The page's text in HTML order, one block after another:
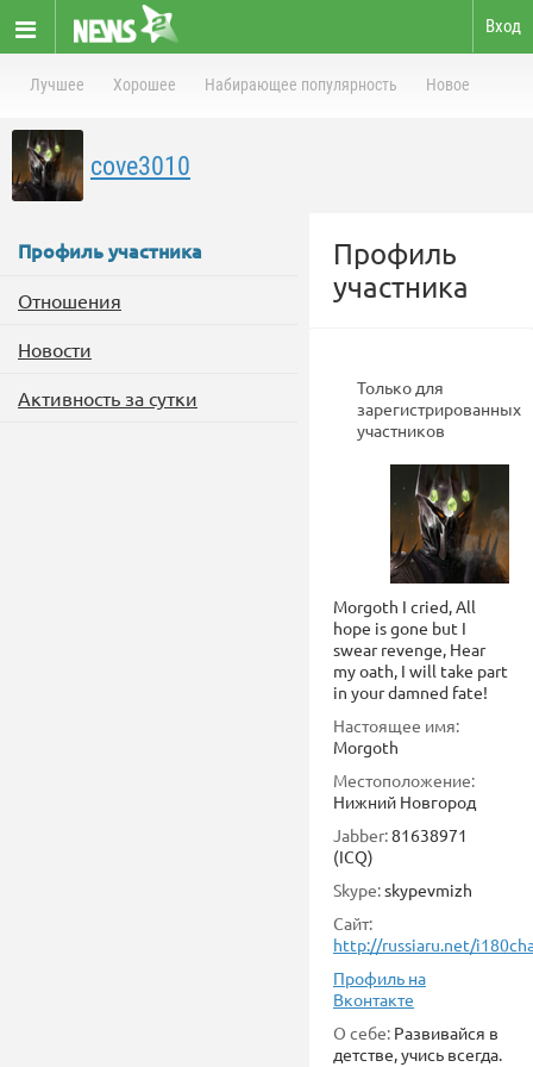
Вход
Лучшее Хорошее Набирающее популярность Новое
cove3010
Профиль участника
Отношения
Новости
Активность за сутки
Профиль
участника
Только для
зарегистрированных
участников
Morgoth I cried, All
hope is gone but I
swear revenge, Hear
my oath, I will take part
in your damned fate!
Настоящее имя:
Morgoth
Местоположение:
Нижний Новгород
Jabber:81638971
(ICQ)
Skype:skypevmizh
Сайт:
http://russiaru.net/
Профиль на
Вконтакте
О себе: Развивайся в
детстве, учись всегда.